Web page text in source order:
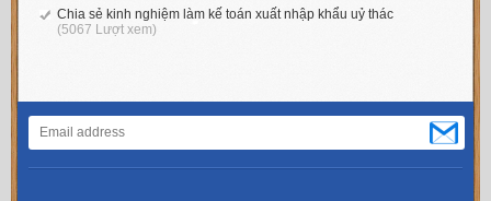
Chia sẻ kinh nghiệm làm kế toán xuất nhập khẩu uỷ thác
(5067 Lượt xem)